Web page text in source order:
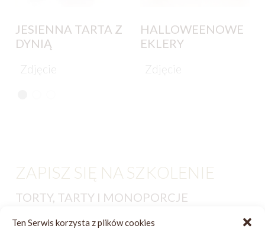
Ten Serwis korzysta z plików cookies
JESIENNA TARTA Z
DYNIĄ
Zdjęcie
HALLOWEENOWE
EKLERY
Zdjęcie
ZAPISZ SIĘ NA SZKOLENIE
TORTY, TARTY I MONOPORCJE